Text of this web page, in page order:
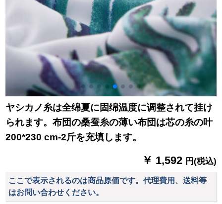
ヤシカノ糸は全绵夏に固绵温度に调整されて挂け
られます。布団の桑蚕糸の薄い布団は芯の糸の叶
200*230 cm-2斤を充填します。
￥ 1,592 円(税込)
ここで表示されるのは商品原価です。代理費用、送料等
はお問い合わせください。